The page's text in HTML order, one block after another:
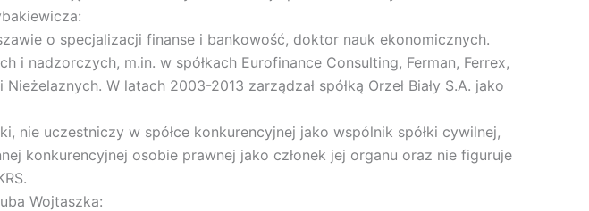
o specjalizacji finanse i bankowość, doktor nauk ekonomicznych.
nadzorczych, m.in. w spółkach Eurofinance Consulting, Ferman, Ferrex,
W latach 2003-2013 zarządzał spółką Orzeł Biały S.A. jako
nie uczestniczy w spółce konkurencyjnej jako wspólnik spółki cywilnej,
konkurencyjnej osobie prawnej jako członek jej organu oraz nie figuruje
Wojtaszka: